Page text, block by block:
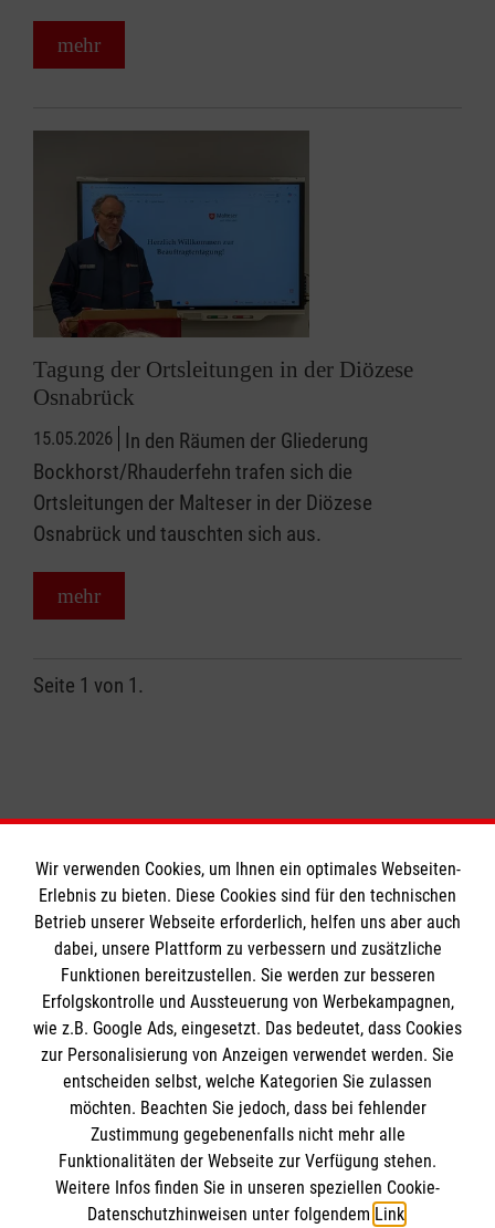
mehr
Tagung der Ortsleitungen in der Diözese
Osnabrück
15.05.2026 In den Räumen der Gliederung
Bockhorst/Rhauderfehn trafen sich die
Ortsleitungen der Malteser in der Diözese
Osnabrück und tauschten sich aus.
mehr
Seite 1 von 1.
Informationen
Impressum
Datenschutz
Kontakt
Barrierefreiheit
Die Malteser
Malteser in Deutschland
Malteserorden
Sharepoint
Spendenkonto
Wir verwenden Cookies, um Ihnen ein optimales Webseiten-
Erlebnis zu bieten. Diese Cookies sind für den technischen
Betrieb unserer Webseite erforderlich, helfen uns aber auch
dabei, unsere Plattform zu verbessern und zusätzliche
Funktionen bereitzustellen. Sie werden zur besseren
Erfolgskontrolle und Aussteuerung von Werbekampagnen,
wie z.B. Google Ads, eingesetzt. Das bedeutet, dass Cookies
zur Personalisierung von Anzeigen verwendet werden. Sie
entscheiden selbst, welche Kategorien Sie zulassen
möchten. Beachten Sie jedoch, dass bei fehlender
Zustimmung gegebenenfalls nicht mehr alle
Funktionalitäten der Webseite zur Verfügung stehen.
Weitere Infos finden Sie in unseren speziellen Cookie-
Datenschutzhinweisen unter folgendem Link.